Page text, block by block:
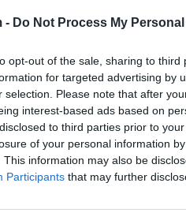
- Do Not Process My
opt-out of the sale, sharing to
for targeted advertising by
selection. Please note that after
interest-based ads based on
to third parties prior to
of your personal information
This information may also be
Participants that may further
fut në sherr banorët e
fizikisht me njëri-tjetrin
2021